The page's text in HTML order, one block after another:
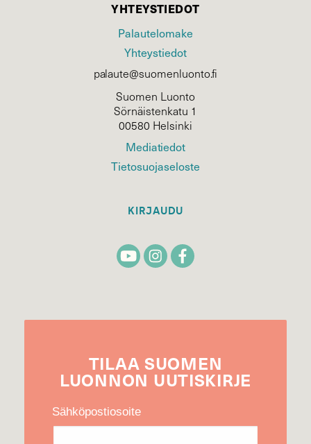
YHTEYSTIEDOT
Palautelomake
Yhteystiedot
palaute@suomenluonto.fi
Suomen Luonto
Sörnäistenkatu 1
00580 Helsinki
Mediatiedot
Tietosuojaseloste
KIRJAUDU
TILAA SUOMEN
LUONNON UUTIS­KIRJE
Sähköpostiosoite